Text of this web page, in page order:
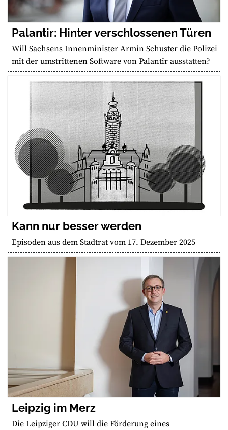
Palantir: Hinter verschlossenen Türen
Will Sachsens Innenminister Armin Schuster die Polizei
mit der umstrittenen Software von Palantir ausstatten?
Kann nur besser werden
Episoden aus dem Stadtrat vom 17. Dezember 2025
Leipzig im Merz
Die Leipziger CDU will die Förderung eines